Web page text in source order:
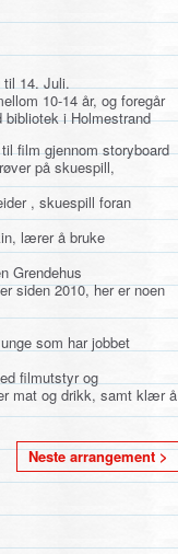
til 14. Juli.
10-14 år, og foregår
bibliotek i Holmestrand
film gjennom storyboard
på skuespill,
, skuespill foran
lærer å bruke
Grendehus
siden 2010, her er noen
som har jobbet
filmutstyr og
mat og drikk, samt klær å
Neste arrangement >